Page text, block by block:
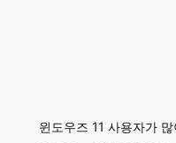
윈도우즈 11 사용자가